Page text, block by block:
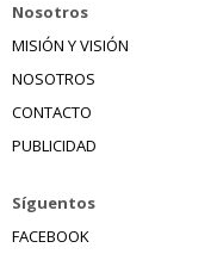
Nosotros
MISIÓN Y VISIÓN
NOSOTROS
CONTACTO
PUBLICIDAD
Síguentos
FACEBOOK